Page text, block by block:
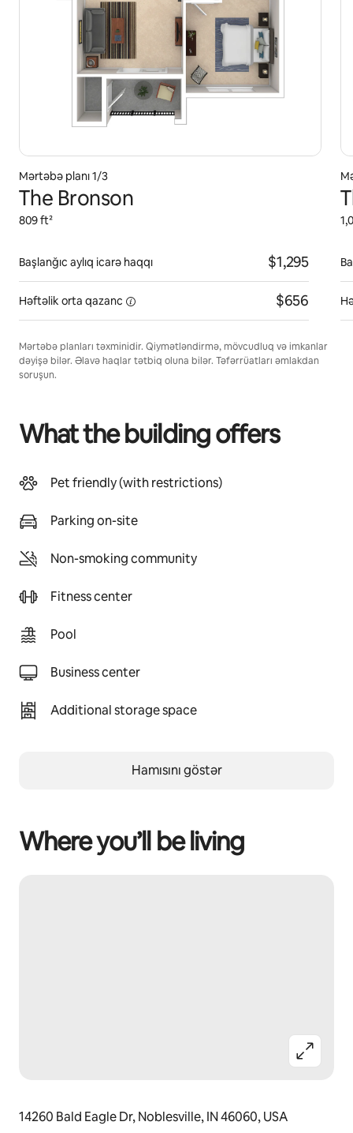
Mərtəbə planı 1/3
The Bronson
809 ft²
Başlanğıc aylıq icarə haqqı $1,295
Həftəlik orta qazanc $656
Mərtəbə planları təxminidir. Qiymətləndirmə, mövcudluq və imkanlar
dəyişə bilər. Əlavə haqlar tətbiq oluna bilər. Təfərrüatları əmlakdan
soruşun.
What the building offers
Pet friendly (with restrictions)
Parking on-site
Non-smoking community
Fitness center
Pool
Business center
Additional storage space
Hamısını göstər
Where you’ll be living
14260 Bald Eagle Dr, Noblesville, IN 46060, USA